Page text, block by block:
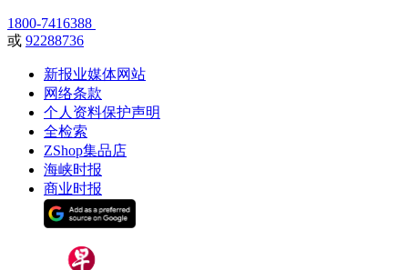
1800-7416388
或 92288736
新报业媒体网站
网络条款
个人资料保护声明
全检索
ZShop集品店
海峡时报
商业时报